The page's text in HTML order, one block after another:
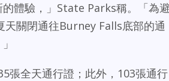
體驗，」State Parks稱。「為
天關閉通往Burney Falls底部的通
張全天通行證；此外，103張通行